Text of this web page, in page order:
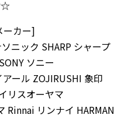
ーカー]
ニック SHARP シャープ
ソニー
ール ZOJIRUSHI 象印
リスオーヤマ
Rinnai リンナイ HARMAN